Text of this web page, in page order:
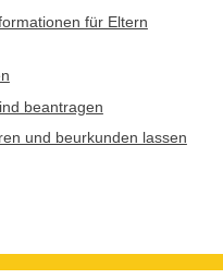
für Eltern
beantragen
und beurkunden lassen